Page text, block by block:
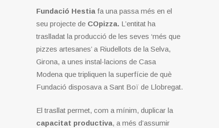
Fundació Hestia fa una passa més en el
seu projecte de COpizza. L’entitat ha
traslladat la producció de les seves ‘més que
pizzes artesanes’ a Riudellots de la Selva,
Girona, a unes instal·lacions de Casa
Modena que tripliquen la superfície de què
Fundació disposava a Sant Boï de Llobregat.
El trasllat permet, com a mínim, duplicar la
capacitat productiva, a més d’assumir